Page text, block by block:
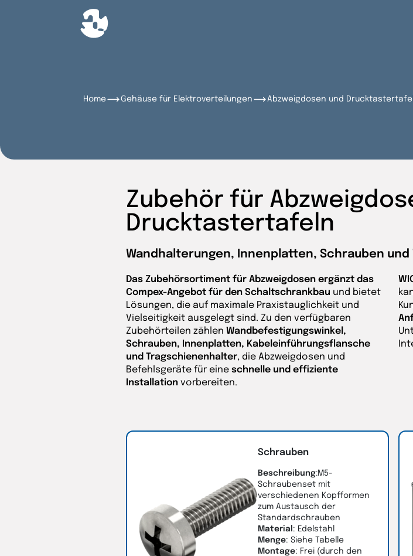
Home Gehäuse für Elektroverteilungen Abzweigdosen und
Zubehör für
Drucktastertafeln
Wandhalterungen, Innenplatten, Schrauben
Das Zubehörsortiment für Abzweigdosen ergänzt das
Compex-Angebot für den Schaltschrankbau und bietet
Lösungen, die auf maximale Praxistauglichkeit und
Vielseitigkeit ausgelegt sind. Zu den verfügbaren
Zubehörteilen zählen Wandbefestigungswinkel,
Schrauben, Innenplatten, Kabeleinführungsflansche
und Tragschienenhalter, die Abzweigdosen und
Befehlsgeräte für eine schnelle und effiziente
Installation vorbereiten.
Schrauben
Beschreibung:M5-
Schraubenset mit
verschiedenen Kopfformen
zum Austausch der
Standardschrauben
Material : Edelstahl
Menge: Siehe Tabelle
Montage: Frei (durch den